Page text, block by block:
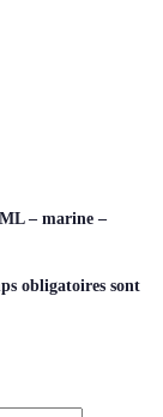
– marine –
obligatoires sont